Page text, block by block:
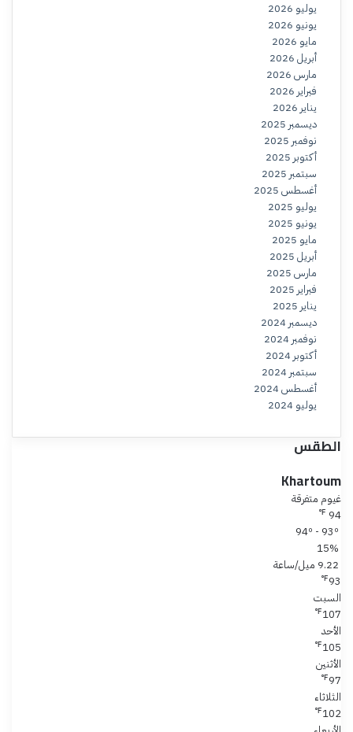
يوليو 2026
يونيو 2026
مايو 2026
أبريل 2026
مارس 2026
فبراير 2026
يناير 2026
ديسمبر 2025
نوفمبر 2025
أكتوبر 2025
سبتمبر 2025
أغسطس 2025
يوليو 2025
يونيو 2025
مايو 2025
أبريل 2025
مارس 2025
فبراير 2025
يناير 2025
ديسمبر 2024
نوفمبر 2024
أكتوبر 2024
سبتمبر 2024
أغسطس 2024
يوليو 2024
الطقس
Khartoum
غيوم متفرقة
94
℉
15%
9.22 ميل/ساعة
93
℉
السبت
107
℉
الأحد
105
℉
الأثنين
97
℉
الثلاثاء
102
℉